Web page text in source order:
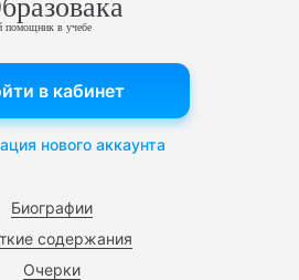
помощник в учебе
Биографии
содержания
Очерки
в кабинет
нового аккаунта